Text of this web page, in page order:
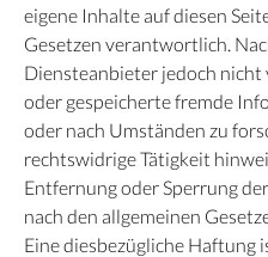
eigene Inhalte auf diesen
Gesetzen verantwortlich.
Diensteanbieter jedoch
oder gespeicherte fremde
oder nach Umständen zu
rechtswidrige Tätigkeit
Entfernung oder Sperrung
nach den allgemeinen
Eine diesbezügliche Haftung